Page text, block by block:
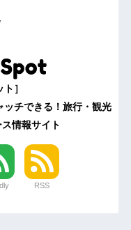
］
チできる！旅行・観光
情報サイト
RSS